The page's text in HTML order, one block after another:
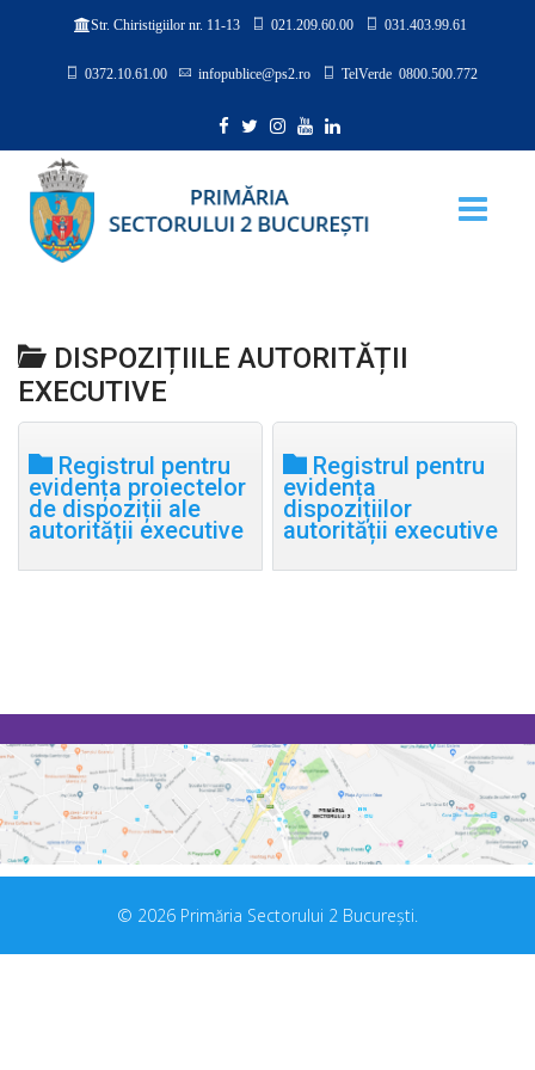
Str. Chiristigiilor nr. 11-13 021.209.60.00 031.403.99.61
0372.10.61.00 infopublice@ps2.ro TelVerde 0800.500.772
DISPOZIȚIILE AUTORITĂȚII
EXECUTIVE
Registrul pentru
evidența proiectelor
de dispoziții ale
autorității executive
Registrul pentru
evidența
dispozițiilor
autorității executive
© 2026 Primăria Sectorului 2 București.